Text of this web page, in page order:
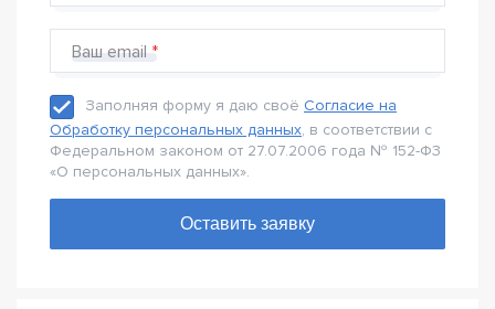
Ваш email
Заполняя форму я даю своё Согласие на
Обработку персональных данных, в соответствии с
Федеральном законом от 27.07.2006 года № 152-Ф3
«О персональных данных».